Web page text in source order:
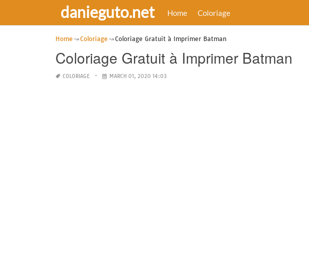
danieguto.net Home Coloriage
Home Coloriage Coloriage Gratuit à Imprimer Batman
Coloriage Gratuit à Imprimer Batman
COLORIAGE MARCH 01, 2020 14:03